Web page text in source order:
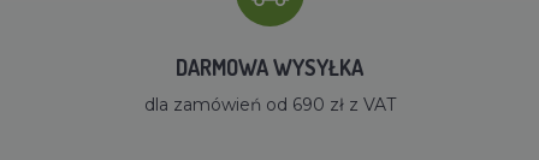
DARMOWA WYSYŁKA
dla zamówień od 690 zł z VAT